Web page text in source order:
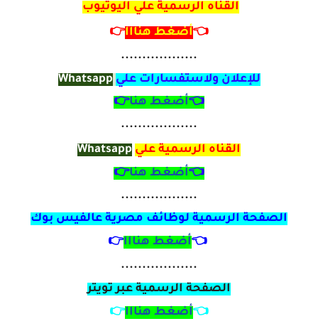
القناه الرسمية علي اليوتيوب
👈أضغط هنااا👉
..................
للإعلان ولاستفسارات علي Whatsapp
👈أضغط هنا👉
..................
القناه الرسمية علي Whatsapp
👈أضغط هنا👉
..................
الصفحة الرسمية لوظائف مصرية عالفيس بوك
👈أضغط هنااا👉
..................
الصفحة الرسمية عبر تويتر
👈أضغط هنااا👉